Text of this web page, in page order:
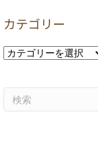
イ
カテゴリー
カ